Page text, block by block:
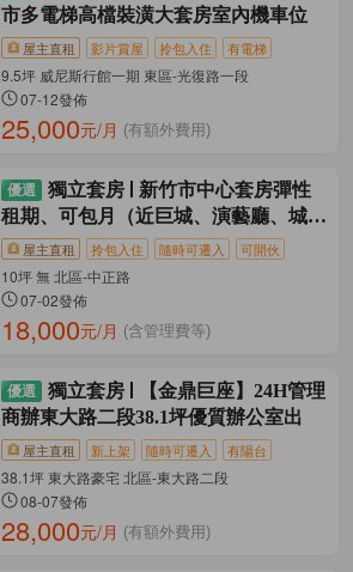
市多電梯高檔裝潢大套房室內機車位
屋主直租 影片賞屋 拎包入住 有電梯
9.5坪 威尼斯行館一期 東區-光復路一段
07-12發佈
25,000元/月 (有額外費用)
獨立套房
新竹市中心套房彈性
租期、可包月（近巨城、演藝廳、城隍
廟）屋主直租 拎包入住 隨時可遷入 可開伙
10坪 無 北區-中正路
07-02發佈
18,000元/月 (含管理費等)
獨立套房
【金鼎巨座】24H管理
商辦東大路二段38.1坪優質辦公室出
屋主直租 新上架 隨時可遷入 有陽台
38.1坪 東大路豪宅 北區-東大路二段
08-07發佈
28,000元/月 (有額外費用)